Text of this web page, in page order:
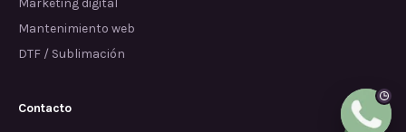
Marketing digital
Mantenimiento web
DTF / Sublimación
Contacto